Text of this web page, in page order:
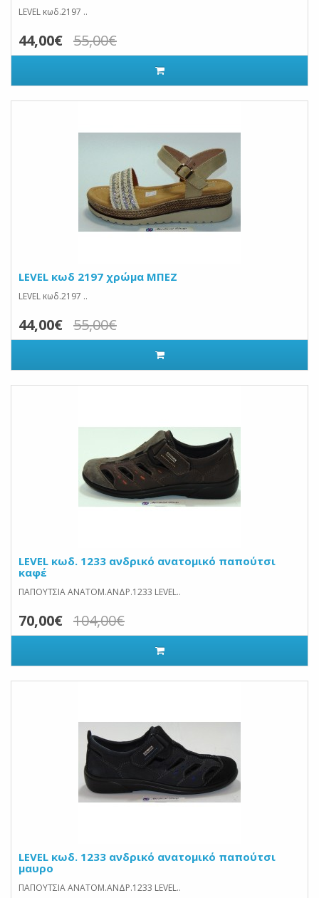
LEVEL κωδ.2197 ..
44,00€ 55,00€
LEVEL κωδ 2197 χρώμα ΜΠΕΖ
LEVEL κωδ.2197 ..
44,00€ 55,00€
LEVEL κωδ. 1233 ανδρικό ανατομικό παπούτσι
καφέ
ΠΑΠΟΥΤΣΙΑ ΑΝΑΤΟΜ.ΑΝΔΡ.1233 LEVEL..
70,00€ 104,00€
LEVEL κωδ. 1233 ανδρικό ανατομικό παπούτσι
μαυρο
ΠΑΠΟΥΤΣΙΑ ΑΝΑΤΟΜ.ΑΝΔΡ.1233 LEVEL..